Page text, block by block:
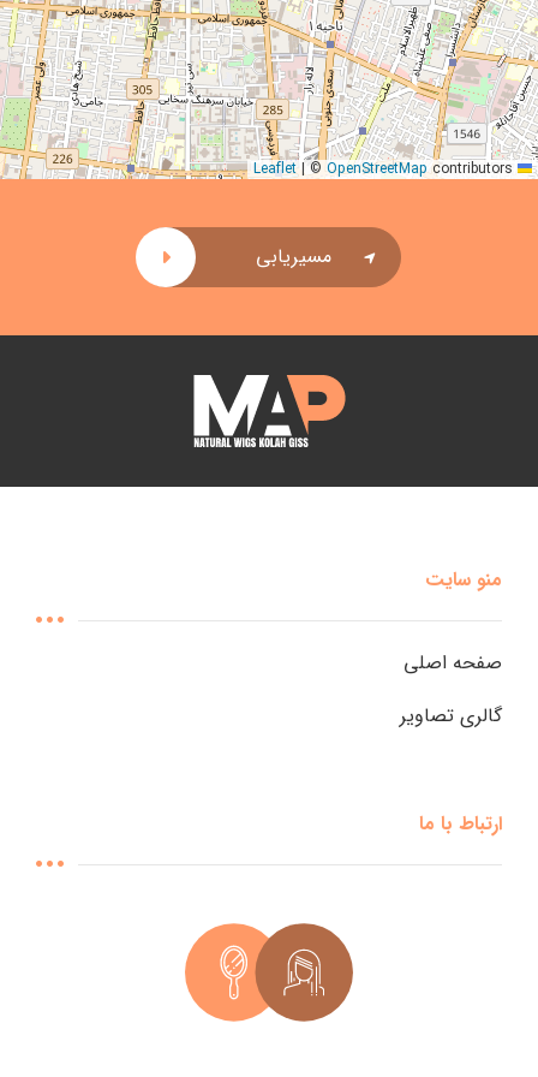
منو سایت
صفحه اصلی
گالری تصاویر
ارتباط با ما
|© OpenStreetMapcontributors
مسیریابی